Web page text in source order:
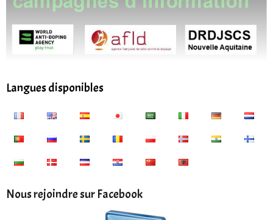
Langues disponibles
Nous rejoindre sur Facebook